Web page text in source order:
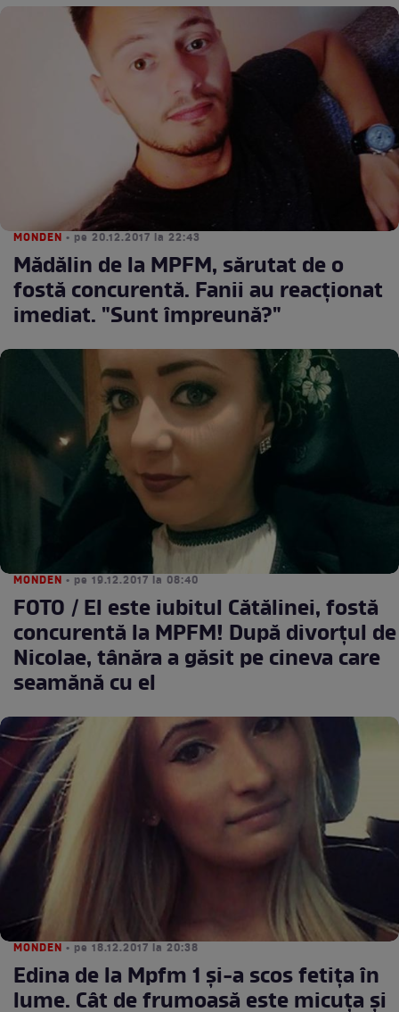
MONDEN • pe 20.12.2017 la 22:43
Mădălin de la MPFM, sărutat de o
fostă concurentă. Fanii au reacţionat
imediat. "Sunt împreună?"
MONDEN • pe 19.12.2017 la 08:40
FOTO / El este iubitul Cătălinei, fostă
concurentă la MPFM! După divorţul de
Nicolae, tânăra a găsit pe cineva care
seamănă cu el
MONDEN • pe 18.12.2017 la 20:38
Edina de la Mpfm 1 și-a scos fetița în
lume. Cât de frumoasă este micuța și